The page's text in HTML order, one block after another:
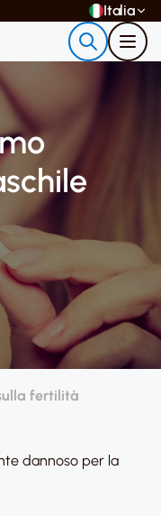
Italia
fertilità
dannoso per la